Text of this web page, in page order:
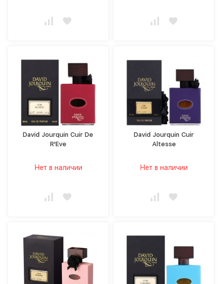
David Jourquin Cuir De
R'Eve
Нет в наличии
David Jourquin Cuir
Altesse
Нет в наличии